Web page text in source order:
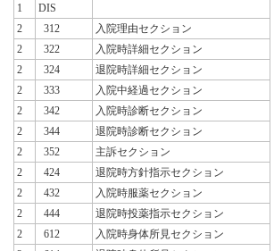
1
DIS
2
312
入院理由セクション
2
322
入院時詳細セクション
2
324
退院時詳細セクション
2
333
入院中経過セクション
2
342
入院時診断セクション
2
344
退院時診断セクション
2
352
主訴セクション
2
424
退院時方針指示セクション
2
432
入院時服薬セクション
2
444
退院時投薬指示セクション
2
612
入院時身体所見セクション